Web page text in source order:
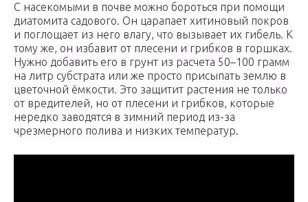
С насекомыми в почве можно бороться при помощи
диатомита садового. Он царапает хитиновый покров
и поглощает из него влагу, что вызывает их гибель. К
тому же, он избавит от плесени и грибков в горшках.
Нужно добавить его в грунт из расчета 50–100 грамм
на литр субстрата или же просто присыпать землю в
цветочной ёмкости. Это защитит растения не только
от вредителей, но от плесени и грибков, которые
нередко заводятся в зимний период из-за
чрезмерного полива и низких температур.